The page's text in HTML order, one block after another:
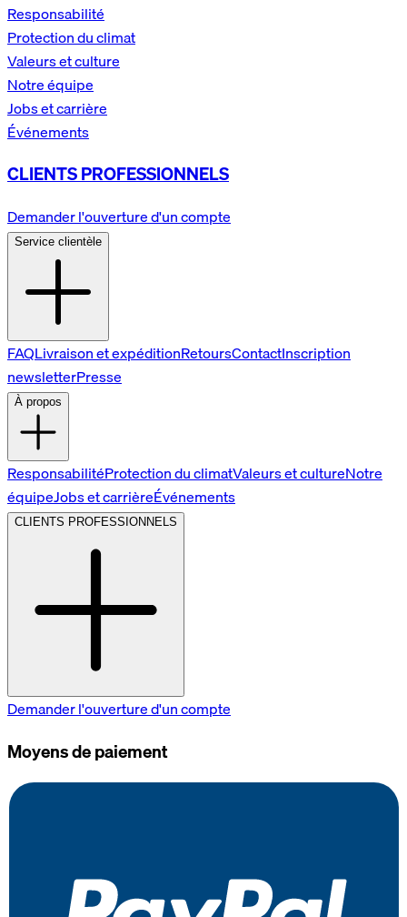
Responsabilité
Protection du climat
Valeurs et culture
Notre équipe
Jobs et carrière
Événements
CLIENTS PROFESSIONNELS
Demander l'ouverture d'un compte
Service clientèle
FAQLivraison et expéditionRetoursContactInscription
newsletterPresse
À propos
ResponsabilitéProtection du climatValeurs et cultureNotre
équipeJobs et carrièreÉvénements
CLIENTS PROFESSIONNELS
Demander l'ouverture d'un compte
Moyens de paiement